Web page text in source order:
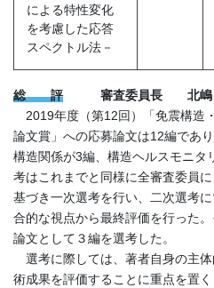
による特性変化
を考慮した応答
スペクトル法－
総 評
審査委員長 北
2019年度（第12回）「免震構造
論文賞」への応募論文は12編であ
構造関係が3編、構造ヘルスモニタ
考はこれまでと同様に全審査委員
基づき一次選考を行い、二次選考
合的な視点から最終評価を行った
論文として３編を選考した。
選考に際しては、著者自身の主
術成果を評価することに重点を置